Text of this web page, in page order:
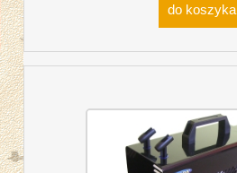
do koszyka